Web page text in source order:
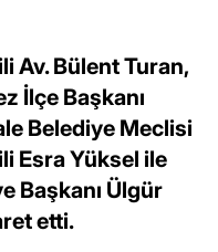
Av. Bülent Turan,
İlçe Başkanı
Belediye Meclisi
Esra Yüksel ile
Başkanı Ülgür
etti.